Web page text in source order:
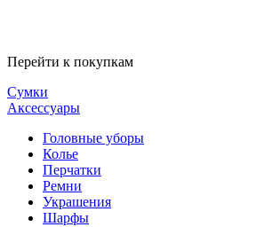
Перейти к покупкам
Сумки
Аксессуары
Головные уборы
Колье
Перчатки
Ремни
Украшения
Шарфы